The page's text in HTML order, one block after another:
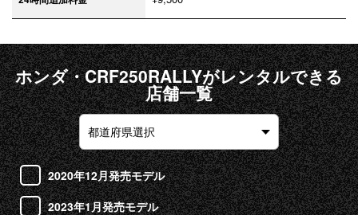
ホンダ・CRF250RALLYがレンタルできる
店舗一覧
2020年12月発売モデル
2023年1月発売モデル